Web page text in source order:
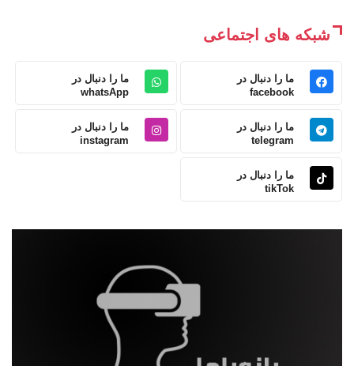
شبکه های اجتماعی
ما را دنبال در
facebook
ما را دنبال در
whatsApp
ما را دنبال در
telegram
ما را دنبال در
instagram
ما را دنبال در
tikTok